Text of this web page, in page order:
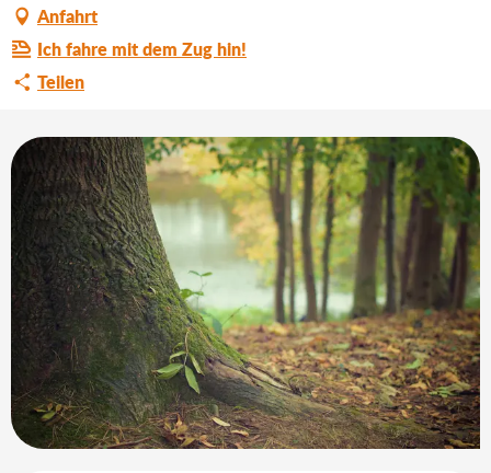
Anfahrt
Ich fahre mit dem Zug hin!
Teilen